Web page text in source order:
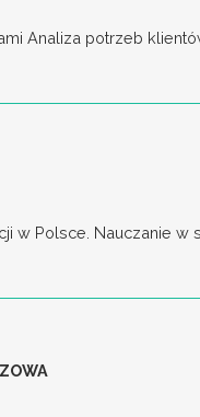
Analiza potrzeb
Polsce. Nauczanie w